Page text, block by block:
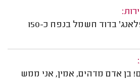
החלפת פלאנג' בדוד חשמל בנפח כ-150
בן אדם מדהים, אמין, אני ממש